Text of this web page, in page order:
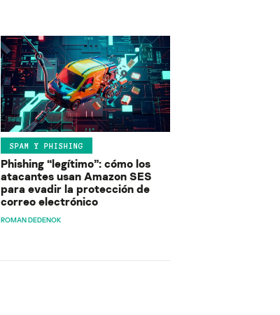
SPAM Y PHISHING
Phishing “legítimo”: cómo los
atacantes usan Amazon SES
para evadir la protección de
correo electrónico
ROMAN DEDENOK